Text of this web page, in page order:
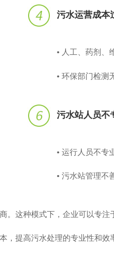
污水运营成本
• 人工、药剂、
• 环保部门检测
污水站人员不
• 运行人员不专
• 污水站管理不
这种模式下，企业可以专
提高污水处理的专业性和